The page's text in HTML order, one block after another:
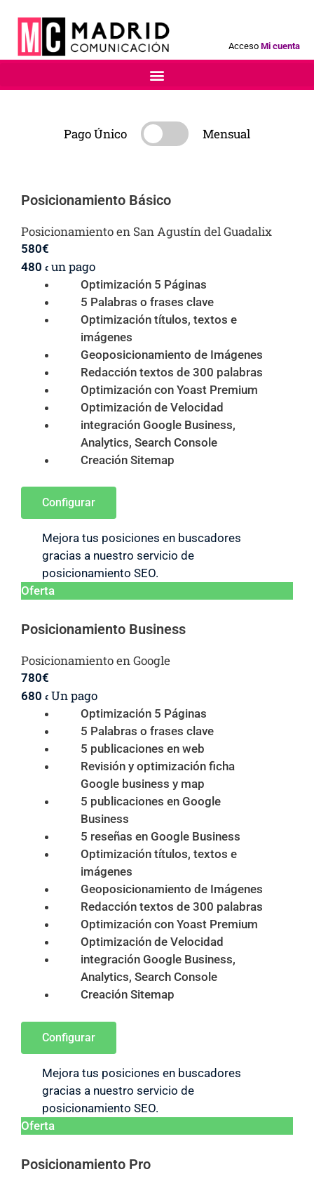
Acceso Mi cuenta
Pago Único Mensual
Posicionamiento Básico
Posicionamiento en San Agustín del Guadalix
580€
480 € un pago
Optimización 5 Páginas
5 Palabras o frases clave
Optimización títulos, textos e
imágenes
Geoposicionamiento de Imágenes
Redacción textos de 300 palabras
Optimización con Yoast Premium
Optimización de Velocidad
integración Google Business,
Analytics, Search Console
Creación Sitemap
Configurar
Mejora tus posiciones en buscadores
gracias a nuestro servicio de
posicionamiento SEO.
Oferta
Posicionamiento Business
Posicionamiento en Google
780€
680 € Un pago
Optimización 5 Páginas
5 Palabras o frases clave
5 publicaciones en web
Revisión y optimización ficha
Google business y map
5 publicaciones en Google
Business
5 reseñas en Google Business
Optimización títulos, textos e
imágenes
Geoposicionamiento de Imágenes
Redacción textos de 300 palabras
Optimización con Yoast Premium
Optimización de Velocidad
integración Google Business,
Analytics, Search Console
Creación Sitemap
Configurar
Mejora tus posiciones en buscadores
gracias a nuestro servicio de
posicionamiento SEO.
Oferta
Posicionamiento Pro